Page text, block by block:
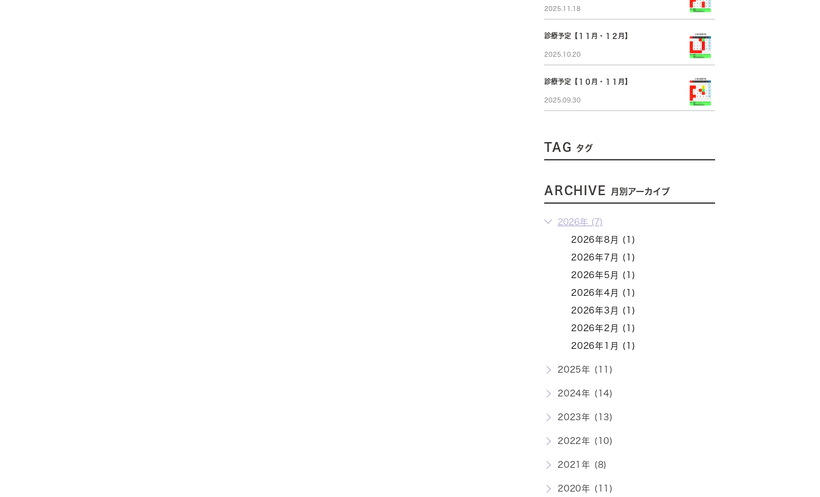
2025.11.18
診療予定【１１月・１２月】
2025.10.20
診療予定【１０月・１１月】
2025.09.30
TAG タグ
ARCHIVE 月別アーカイブ
2026年 (7)
2026年8月 (1)
2026年7月 (1)
2026年5月 (1)
2026年4月 (1)
2026年3月 (1)
2026年2月 (1)
2026年1月 (1)
2025年 (11)
2024年 (14)
2023年 (13)
2022年 (10)
2021年 (8)
2020年 (11)